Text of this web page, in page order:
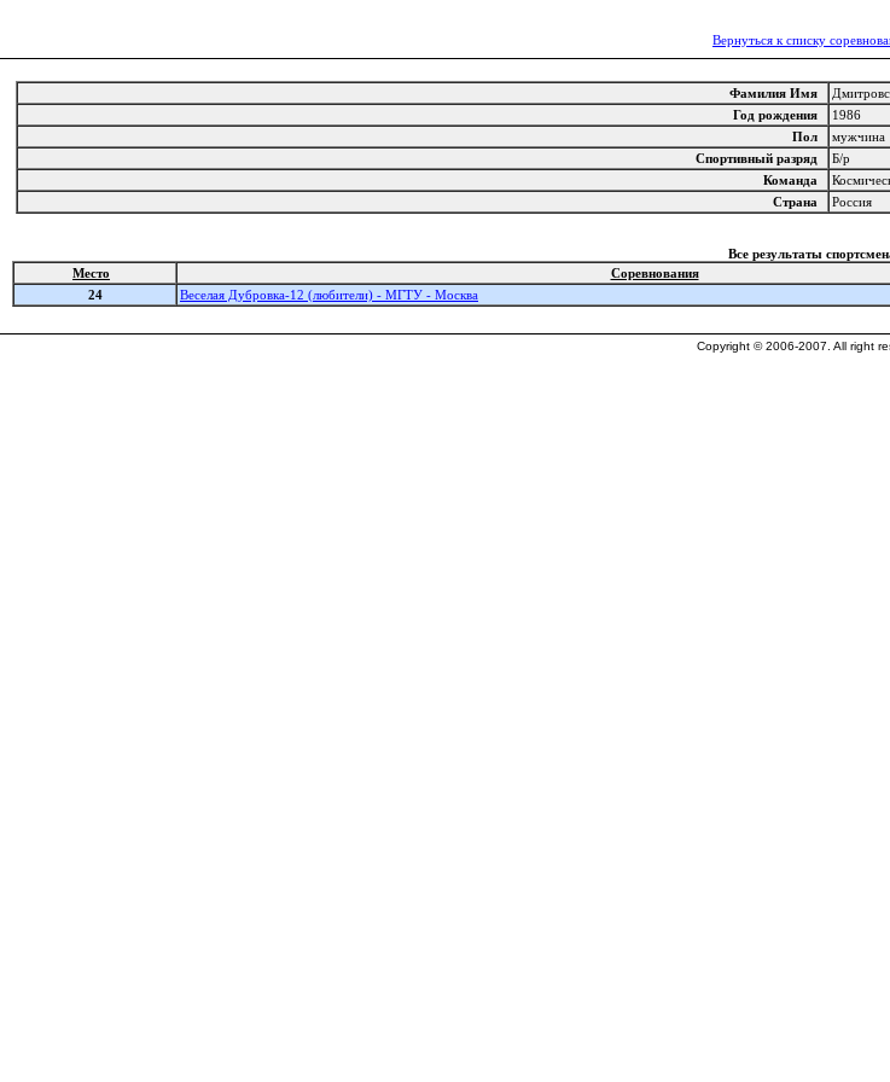
Вернуться к списку
Фамилия Имя
Год рождения
1986
Пол
мужчина
Спортивный разряд
Б/р
Команда
Страна
Россия
Все результаты
Место
Соревнования
24
Веселая Дубровка-12 (любители) - МГТУ - Москва
Copyright © 2006-2007. All right